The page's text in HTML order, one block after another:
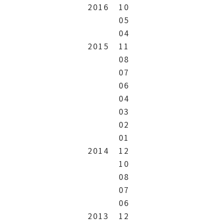
2016
10
05
04
2015
11
08
07
06
04
03
02
01
2014
12
10
08
07
06
2013
12